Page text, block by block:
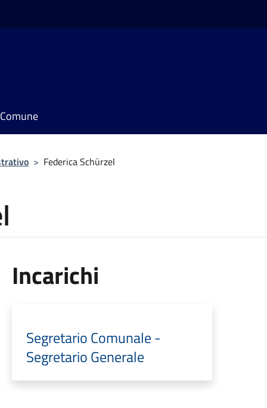
> Federica Schürzel
Incarichi
Segretario Comunale -
Segretario Generale